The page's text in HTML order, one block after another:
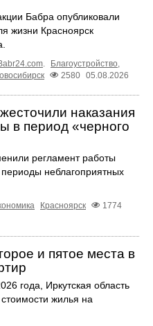
Бабра опубликовали
жизни Красноярск
. Благоустройство,
2580 05.08.2026
наказания
в период «черного
регламент работы
неблагоприятных
Красноярск
1774
и пятое места в
года, Иркутская область
жилья на